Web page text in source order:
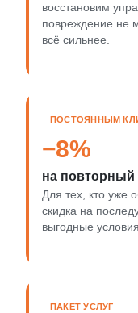
восстановим
повреждение не
всё сильнее.
ПОСТОЯННЫМ
−8%
на повторный
Для тех, кто уже
скидка на
выгодные
ПАКЕТ УСЛУГ